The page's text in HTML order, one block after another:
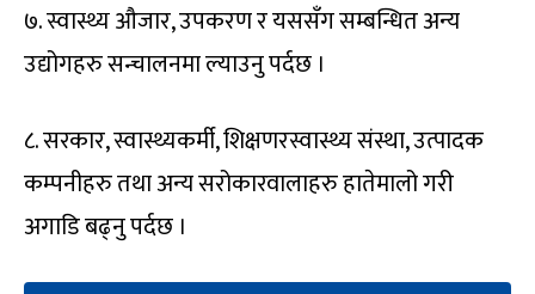
७. स्वास्थ्य औजार, उपकरण र यससँग सम्बन्धित अन्य
उद्योगहरु सन्चालनमा ल्याउनु पर्दछ ।
८. सरकार, स्वास्थ्यकर्मी, शिक्षणरस्वास्थ्य संस्था, उत्पादक
कम्पनीहरु तथा अन्य सरोकारवालाहरु हातेमालो गरी
अगाडि बढ्नु पर्दछ ।